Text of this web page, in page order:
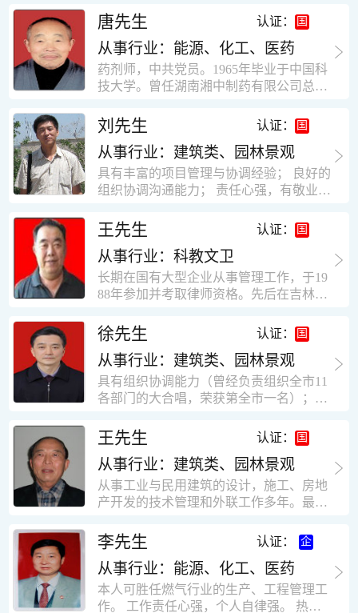
快掌握一种新事物的能力。我的格言：也
许我不是最好的，但我会做得更好。知识
面广泛，头脑灵活，思维开阔敏捷，极富
创新精神。
目经理、专业监理工程师等职。 管理过许
多各种结构的工业及民用建筑。1984年至
1986年就职于新疆乌鲁木齐铁路局劳动服
务公司建筑三工区任技术员。参于管理的
项目有：职工居乐部游艺楼，4000平方，
砖混结构。职工电教楼，8000平方，框架
方。1987至1981988年爱聘于郑州市荥阳
第二建筑公司，任郑州市天然气公司基地
建设项目施工员。该项目有15层办公楼及
裙楼一栋8000平方。框架结构。住宅楼4
栋16000平方，6层砖混结构。1989年至19
术负责人，该项目为水泥生产线，该项目
有圆形连体熟料仓12，每个直径9米高41
米，砖混结构，皮带运输走廊一个，框架
结构长185米，高5.2米的框架结构。1991
年调入新乡市新营建筑公司历任：七里三
营乡刘庄火力发电厂项目经理，该项目有
平方装配式工业厂房，焦作市林果住宅小
区项目经理，该项目有住宅楼9栋6层砖混
结构，总建筑面积36000平方米。2004年
限公司专业监理工程师，广东重工监理有
限公司任专业监理工程师，监督的工程
有：广东东莞市花润雪花啤酒厂二期扩建
工程，该工程有钢结构工业厂房2栋，每
栋9000平方米。东莞市新世纪花苑，该工
场；一栋17层。2栋总面积32000平方米，
框架结构。南奥园金州商业步行街等工
程。30年的工作经验积累，使自己能适应
建筑行业的多种工作岗位。
意识，丰富的经营理念和管理手段，能独
立处理各种工程技术问题；具有较强的沟
通协调能力和组织管理能力； ? 近十多年
的房地产方面工作经验，现任职江苏雨润
农产品集团南昌公司副总经理兼工程总工
识，能够合理高效的做好企业内部管理和
人员结构调整；具有大型工程及房地产公
司管理经验，以及公关的能力和商务谈判
能力。 ? 自认为是个有良好职业道德、有
责任心、有敬业精神，能承受巨大工作压
力的职业经理人！……
唐先生 认证：
从事行业：能源、化工、医药
药剂师，中共党员。1965年毕业于中国科
技大学。曾任湖南湘中制药有限公司总工
员、理事。高级工程师，执业药师，中国
药学会高级会员。享受国务院津贴专家。
丙戊酸镁缓释片及其制备工艺国家发明专
利人。
刘先生 认证：
从事行业：建筑类、园林景观
具有丰富的项目管理与协调经验； 良好的
组织协调沟通能力； 责任心强，有敬业创
闭路电视监控系统、防盗报警系统、门禁
一卡通系统、停车场管理系统、巡更系
统、远程抄表系统等相关系统主流产品，
有较强的售前技术支持能力，并具有较丰
富的设备调试经验； 能独立完成系统集成
建与扩充经验，并具备教育训练能力；
王先生 认证：
从事行业：科教文卫
长期在国有大型企业从事管理工作，于19
88年参加并考取律师资格。先后在吉林油
辽宁华夏律师事务所和辽宁鑫诺律师事务
所执业。王律师在数十年的执业经历中，
多次与美国、英国、香港、北京、深圳等
地的律师共同办理法律事务。 对民商事的
诉讼和非诉讼的合同纠纷、劳动纠纷、债
对刑事案件、仲裁案件都颇有造诣。尤其
擅长处理涉及公司管理、企业改制，资产
收购重组等法律业务。王律师有多篇学术
论文在省部级会议和刊物上发表。数十年
的执业经历中，王律师经办了数百起诉讼
和非诉讼案件，取得了较好的经济效益和
律师一贯的工作作风；法律第一和当事人
合法权益第一，忠诚和敬业是王福营律师
的永恒的追求。
徐先生 认证：
从事行业：建筑类、园林景观
具有组织协调能力（曾经负责组织全市11
各部门的大合唱，荣获第全市一名）；知
等领域）；实际工作能力强，且经验丰
富。
王先生 认证：
从事行业：建筑类、园林景观
从事工业与民用建筑的设计，施工、房地
产开发的技术管理和外联工作多年。最大
最高26层。基础理论和专业技术知识功底
深厚，能熟练从事复杂技术工程的设计与
计算工作，有丰富的大中型工程项目的施
工技术经验。知识广博，设计、施工、予
决算、资产评估等都有较深造诣。曾独立
李先生 认证：
从事行业：能源、化工、医药
本人可胜任燃气行业的生产、工程管理工
作。 工作责任心强，个人自律强。 热爱